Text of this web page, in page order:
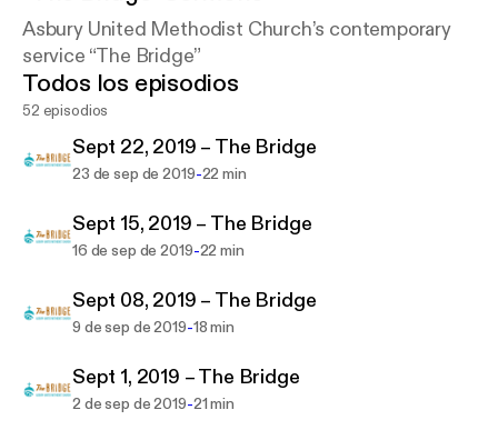
Asbury United Methodist Church’s contemporary
service “The Bridge”
Todos los episodios
52 episodios
Sept 22, 2019 – The Bridge
23 de sep de 2019-22 min
Sept 15, 2019 – The Bridge
16 de sep de 2019-22 min
Sept 08, 2019 – The Bridge
9 de sep de 2019-18 min
Sept 1, 2019 – The Bridge
2 de sep de 2019-21 min